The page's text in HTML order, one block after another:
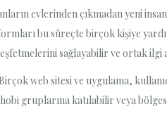
evlerinden çıkmadan yeni
bu süreçte birçok kişiye
sağlayabilir ve ortak ilgi
web sitesi ve uygulama,
gruplarına katılabilir veya